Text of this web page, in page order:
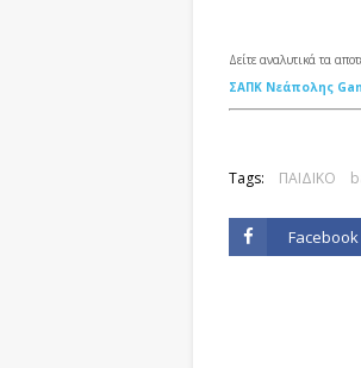
Δείτε αναλυτικά τα
ΣΑΠΚ Νεάπολης
Tags: ΠΑΙΔΙΚΟ
Facebook